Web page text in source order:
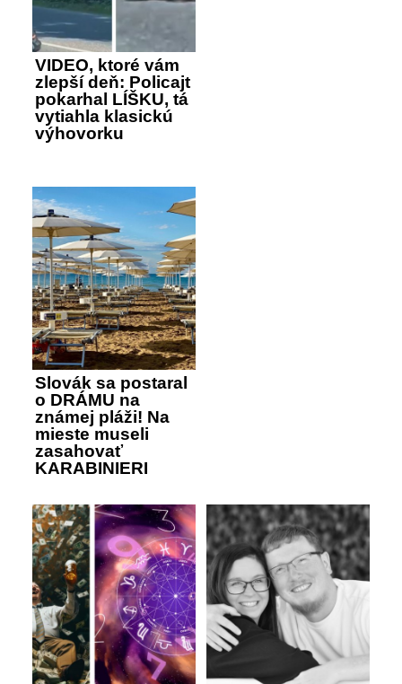
VIDEO, ktoré vám
zlepší deň: Policajt
pokarhal LÍŠKU, tá
vytiahla klasickú
výhovorku
Slovák sa postaral
o DRÁMU na
známej pláži! Na
mieste museli
zasahovať
KARABINIERI